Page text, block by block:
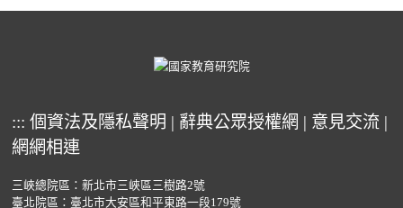
::: 個資法及隱私聲明 | 辭典公眾授權網 | 意見交流 |
網網相連
三峽總院區：新北市三峽區三樹路2號
臺北院區：臺北市大安區和平東路一段179號